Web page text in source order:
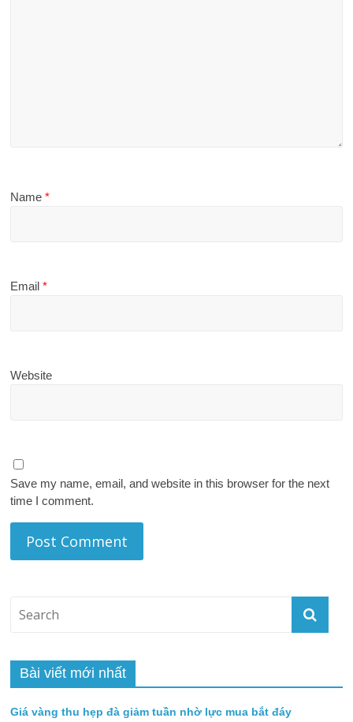
Name*
Email*
Website
Save my name, email, and website in this browser for the next
time I comment.
Bài viết mới nhất
Giá vàng thu hẹp đà giảm tuần nhờ lực mua bắt đáy